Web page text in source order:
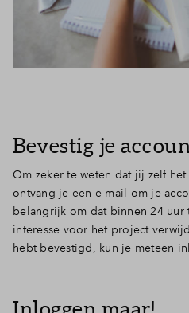
Bevestig je
Om zeker te weten dat jij zelf het
ontvang je een e-mail om je
belangrijk om dat binnen 24
interesse voor het project
hebt bevestigd, kun je meteen
Inloggen maar!